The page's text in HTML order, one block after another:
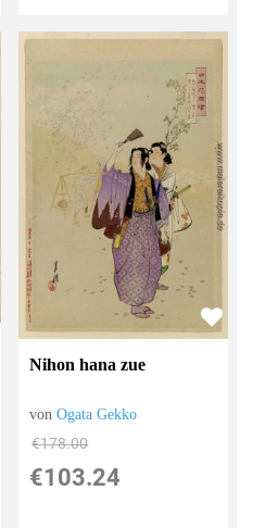
Nihon hana zue
vonOgata Gekko
€178.00
€103.24